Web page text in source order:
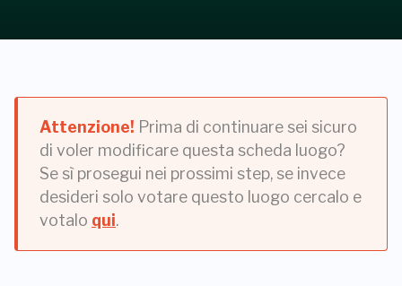
Attenzione! Prima di continuare sei sicuro
di voler modificare questa scheda luogo?
Se sì prosegui nei prossimi step, se invece
desideri solo votare questo luogo cercalo e
votalo qui.